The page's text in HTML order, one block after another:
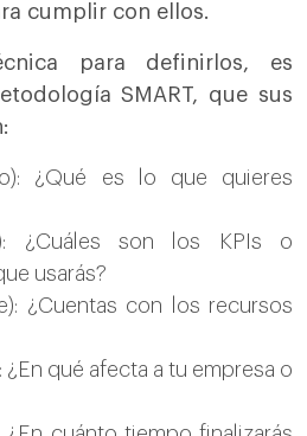
cumplir con ellos.
para definirlos, es
SMART, que sus
¿Qué es lo que quieres
¿Cuáles son los KPIs o
usarás?
¿Cuentas con los recursos
¿En qué afecta a tu empresa o